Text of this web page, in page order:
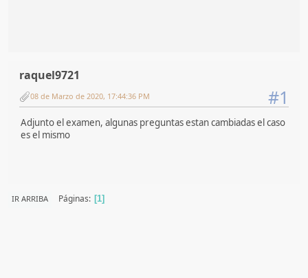
raquel9721
#1
08 de Marzo de 2020, 17:44:36 PM
Adjunto el examen, algunas preguntas estan cambiadas el caso
es el mismo
IR ARRIBA Páginas 1